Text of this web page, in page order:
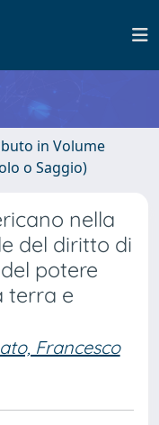
in Volume
o Saggio)
nella
del diritto di
potere
terra e
Francesco